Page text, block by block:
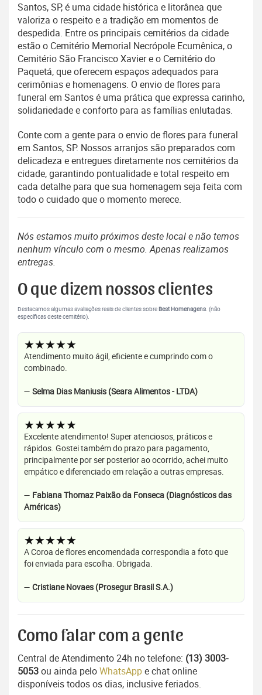
Santos, SP, é uma cidade histórica e litorânea que
valoriza o respeito e a tradição em momentos de
despedida. Entre os principais cemitérios da cidade
estão o Cemitério Memorial Necrópole Ecumênica, o
Cemitério São Francisco Xavier e o Cemitério do
Paquetá, que oferecem espaços adequados para
cerimônias e homenagens. O envio de flores para
funeral em Santos é uma prática que expressa carinho,
solidariedade e conforto para as famílias enlutadas.
Conte com a gente para o envio de flores para funeral
em Santos, SP. Nossos arranjos são preparados com
delicadeza e entregues diretamente nos cemitérios da
cidade, garantindo pontualidade e total respeito em
cada detalhe para que sua homenagem seja feita com
todo o cuidado que o momento merece.
Nós estamos muito próximos deste local e não temos
nenhum vínculo com o mesmo. Apenas realizamos
entregas.
O que dizem nossos clientes
Destacamos algumas avaliações reais de clientes sobre Best Homenagens. (não
específicas deste cemitério).
★★★★★
Atendimento muito ágil, eficiente e cumprindo com o
combinado.
— Selma Dias Maniusis (Seara Alimentos - LTDA)
★★★★★
Excelente atendimento! Super atenciosos, práticos e
rápidos. Gostei também do prazo para pagamento,
principalmente por ser posterior ao ocorrido, achei muito
empático e diferenciado em relação a outras empresas.
— Fabiana Thomaz Paixão da Fonseca (Diagnósticos das
Américas)
★★★★★
A Coroa de flores encomendada correspondia a foto que
foi enviada para escolha. Obrigada.
— Cristiane Novaes (Prosegur Brasil S.A.)
Como falar com a gente
Central de Atendimento 24h no telefone: (13) 3003-
5053ou ainda peloWhatsAppe chat online
disponíveis todos os dias, inclusive feriados.